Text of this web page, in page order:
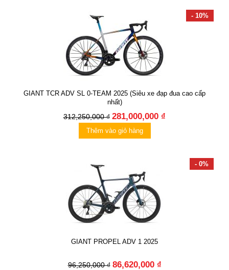
- 10%
GIANT TCR ADV SL 0-TEAM 2025 (Siêu xe đạp đua cao cấp
nhất)
312,250,000 ₫ 281,000,000 ₫
Thêm vào giỏ hàng
- 0%
GIANT PROPEL ADV 1 2025
96,250,000 ₫ 86,620,000 ₫